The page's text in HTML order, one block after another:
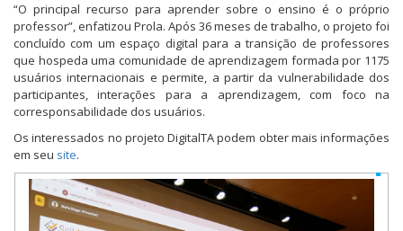
“O principal recurso para aprender sobre o ensino é o próprio
professor”, enfatizou Prola. Após 36 meses de trabalho, o projeto foi
concluído com um espaço digital para a transição de professores
que hospeda uma comunidade de aprendizagem formada por 1175
usuários internacionais e permite, a partir da vulnerabilidade dos
participantes, interações para a aprendizagem, com foco na
corresponsabilidade dos usuários.
Os interessados no projeto DigitalTA podem obter mais informações
em seu site.